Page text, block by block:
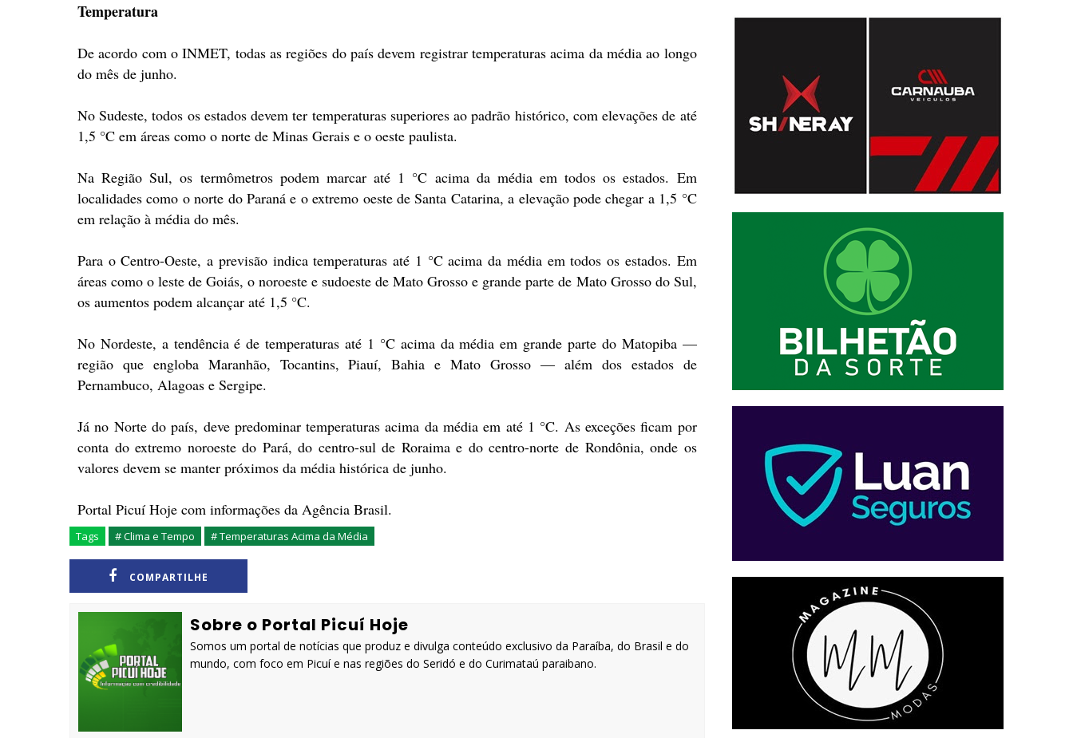
Temperatura
De acordo com o INMET, todas as regiões do país devem registrar temperaturas acima da média ao longo
do mês de junho.
No Sudeste, todos os estados devem ter temperaturas superiores ao padrão histórico, com elevações de até
1,5 °C em áreas como o norte de Minas Gerais e o oeste paulista.
Na Região Sul, os termômetros podem marcar até 1 °C acima da média em todos os estados. Em
localidades como o norte do Paraná e o extremo oeste de Santa Catarina, a elevação pode chegar a 1,5 °C
em relação à média do mês.
Para o Centro-Oeste, a previsão indica temperaturas até 1 °C acima da média em todos os estados. Em
áreas como o leste de Goiás, o noroeste e sudoeste de Mato Grosso e grande parte de Mato Grosso do Sul,
os aumentos podem alcançar até 1,5 °C.
No Nordeste, a tendência é de temperaturas até 1 °C acima da média em grande parte do Matopiba —
região que engloba Maranhão, Tocantins, Piauí, Bahia e Mato Grosso — além dos estados de
Pernambuco, Alagoas e Sergipe.
Já no Norte do país, deve predominar temperaturas acima da média em até 1 °C. As exceções ficam por
conta do extremo noroeste do Pará, do centro-sul de Roraima e do centro-norte de Rondônia, onde os
valores devem se manter próximos da média histórica de junho.
Portal Picuí Hoje com informações da Agência Brasil.
Tags # Clima e Tempo # Temperaturas Acima da Média
COMPARTILHE
Sobre o Portal Picuí Hoje
Somos um portal de notícias que produz e divulga conteúdo exclusivo da Paraíba, do Brasil e do
mundo, com foco em Picuí e nas regiões do Seridó e do Curimataú paraibano.